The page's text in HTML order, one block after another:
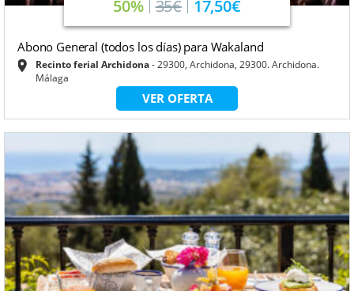
50% 35€ 17,50€
Abono General (todos los días) para Wakaland
Recinto ferial Archidona 29300, Archidona, 29300. Archidona.
Málaga
VER OFERTA